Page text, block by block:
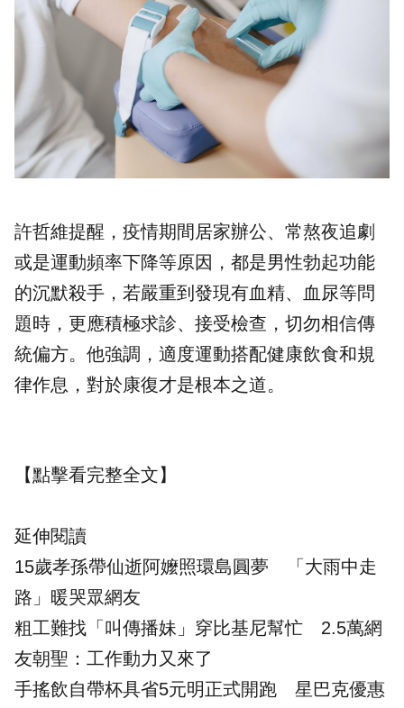
許哲維提醒，疫情期間居家辦公、常熬夜追劇
或是運動頻率下降等原因，都是男性勃起功能
的沉默殺手，若嚴重到發現有血精、血尿等問
題時，更應積極求診、接受檢查，切勿相信傳
統偏方。他強調，適度運動搭配健康飲食和規
律作息，對於康復才是根本之道。
【點擊看完整全文】
延伸閱讀
15歲孝孫帶仙逝阿嬤照環島圓夢 「大雨中走
路」暖哭眾網友
粗工難找「叫傳播妹」穿比基尼幫忙 2.5萬網
友朝聖：工作動力又來了
手搖飲自帶杯具省5元明正式開跑 星巴克優惠